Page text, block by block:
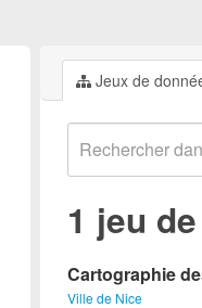
Jeux de
1 jeu
Cartographie
Ville de Nice